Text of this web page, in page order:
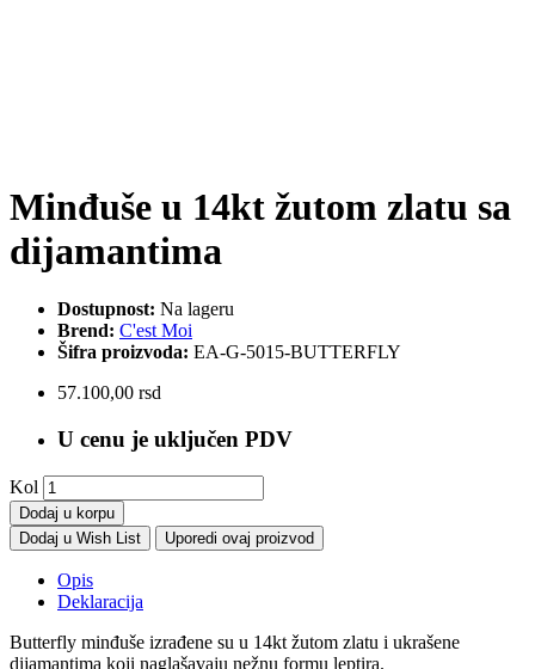
Minđuše u 14kt žutom zlatu sa
dijamantima
Dostupnost: Na lageru
Brend: C'est Moi
Šifra proizvoda: EA-G-5015-BUTTERFLY
57.100,00 rsd
U cenu je uključen PDV
Kol
Dodaj u korpu
Dodaj u Wish List
Uporedi ovaj proizvod
Opis
Deklaracija
Butterfly minđuše izrađene su u 14kt žutom zlatu i ukrašene
dijamantima koji naglašavaju nežnu formu leptira.